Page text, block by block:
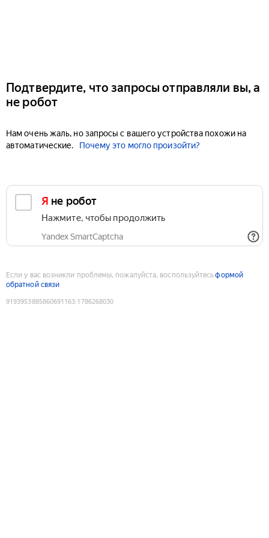
Подтвердите, что запросы отправляли вы, а
не робот
Нам очень жаль, но запросы с вашего устройства похожи на
автоматические.
Почему это могло произойти?
Я не робот
Нажмите, чтобы продолжить
Yandex SmartCaptcha
Если у вас возникли проблемы, пожалуйста, воспользуйтесьформой
обратной связи
9193953885860691163:1786268030